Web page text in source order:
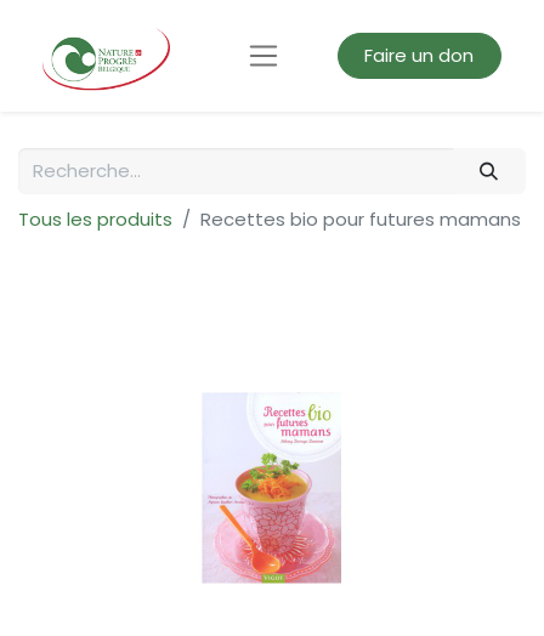
Faire un don
Tous les produits Recettes bio pour futures mamans